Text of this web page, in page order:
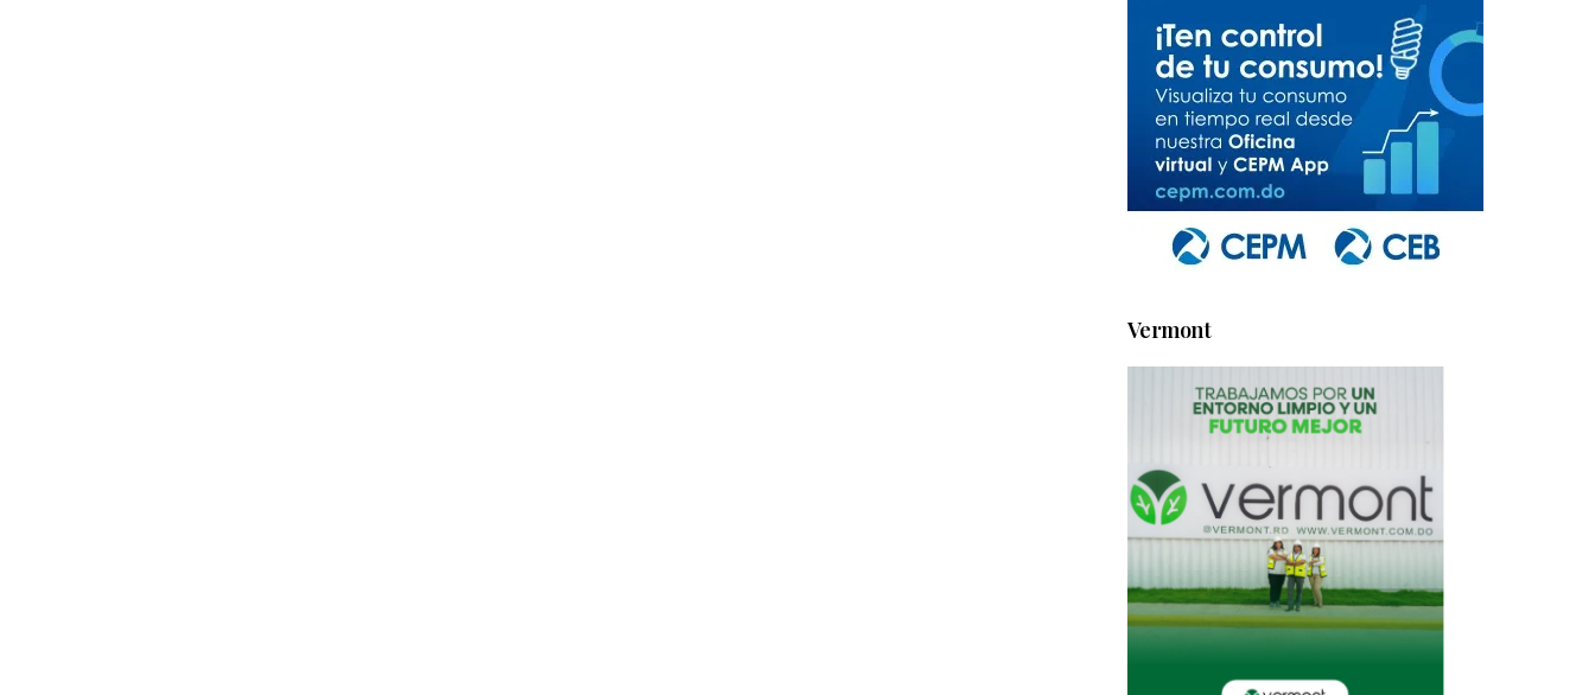
Vermont